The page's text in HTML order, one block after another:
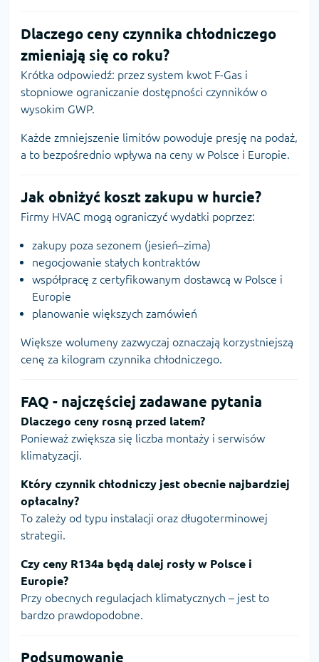
Dlaczego ceny czynnika chłodniczego
zmieniają się co roku?
Krótka odpowiedź: przez system kwot F-Gas i
stopniowe ograniczanie dostępności czynników o
wysokim GWP.
Każde zmniejszenie limitów powoduje presję na podaż,
a to bezpośrednio wpływa na ceny w Polsce i Europie.
Jak obniżyć koszt zakupu w hurcie?
Firmy HVAC mogą ograniczyć wydatki poprzez:
zakupy poza sezonem (jesień–zima)
negocjowanie stałych kontraktów
współpracę z certyfikowanym dostawcą w Polsce i
Europie
planowanie większych zamówień
Większe wolumeny zazwyczaj oznaczają korzystniejszą
cenę za kilogram czynnika chłodniczego.
FAQ - najczęściej zadawane pytania
Dlaczego ceny rosną przed latem?
Ponieważ zwiększa się liczba montaży i serwisów
klimatyzacji.
Który czynnik chłodniczy jest obecnie najbardziej
opłacalny?
To zależy od typu instalacji oraz długoterminowej
strategii.
Czy ceny R134a będą dalej rosły w Polsce i
Europie?
Przy obecnych regulacjach klimatycznych – jest to
bardzo prawdopodobne.
Podsumowanie